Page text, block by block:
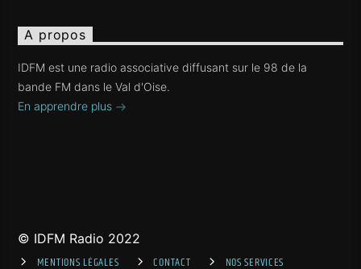
A propos
IDFM est une radio associative diffusant sur le 98 de la
bande FM dans le Val d'Oise.
En apprendre plus
© IDFM Radio 2022
MENTIONS LÉGALES CONTACT NOS SERVICES